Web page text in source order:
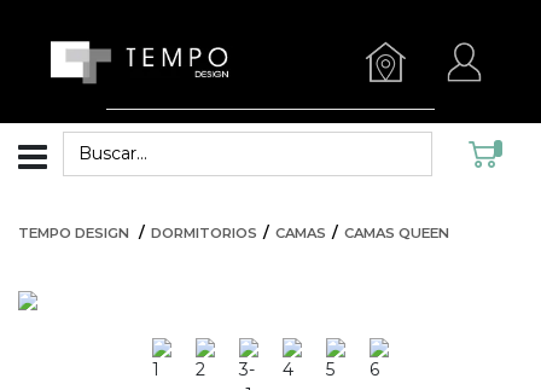
TEMPO DESIGN DORMITORIOS CAMAS CAMAS QUEEN